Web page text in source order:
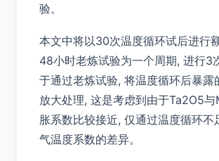
验。
本文中将以30次温度循环试后进行
48小时老炼试验为一个周期, 进行3
于通过老炼试验, 将温度循环后暴露
放大处理, 这是考虑到由于Ta2O5
胀系数比较接近, 仅通过温度循环不
气温度系数的差异。